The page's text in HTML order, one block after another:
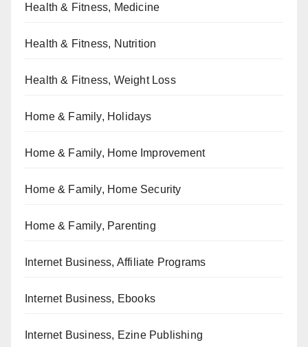
Health & Fitness, Medicine
Health & Fitness, Nutrition
Health & Fitness, Weight Loss
Home & Family, Holidays
Home & Family, Home Improvement
Home & Family, Home Security
Home & Family, Parenting
Internet Business, Affiliate Programs
Internet Business, Ebooks
Internet Business, Ezine Publishing